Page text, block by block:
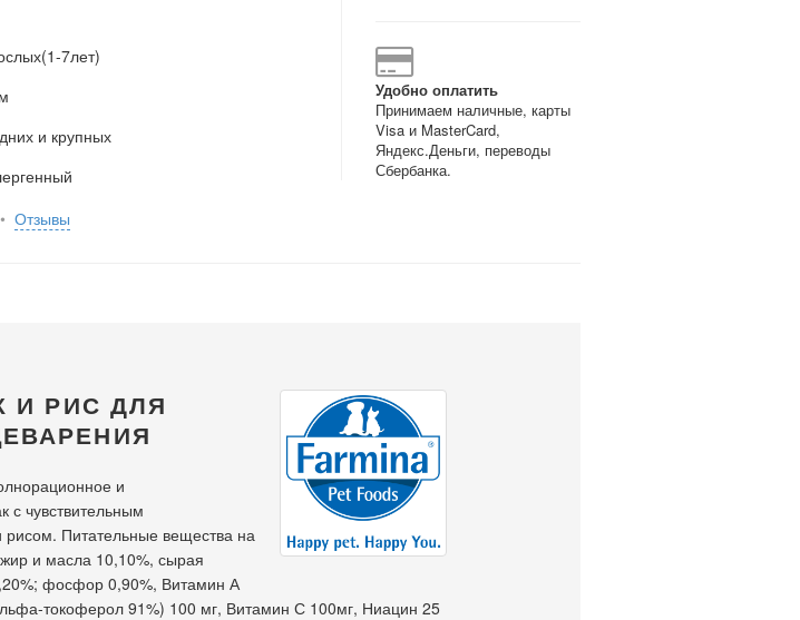
7лет)
и крупных
• Отзывы
Удобно оплатить
Принимаем наличные, карты
Visa и MasterCard,
Яндекс.Деньги, переводы
Сбербанка.
И РИС ДЛЯ
и
с чувствительным
Питательные вещества на
и масла 10,10%, сырая
фосфор 0,90%, Витамин А
токоферол 91%) 100 мг, Витамин С 100мг, Ниацин 25